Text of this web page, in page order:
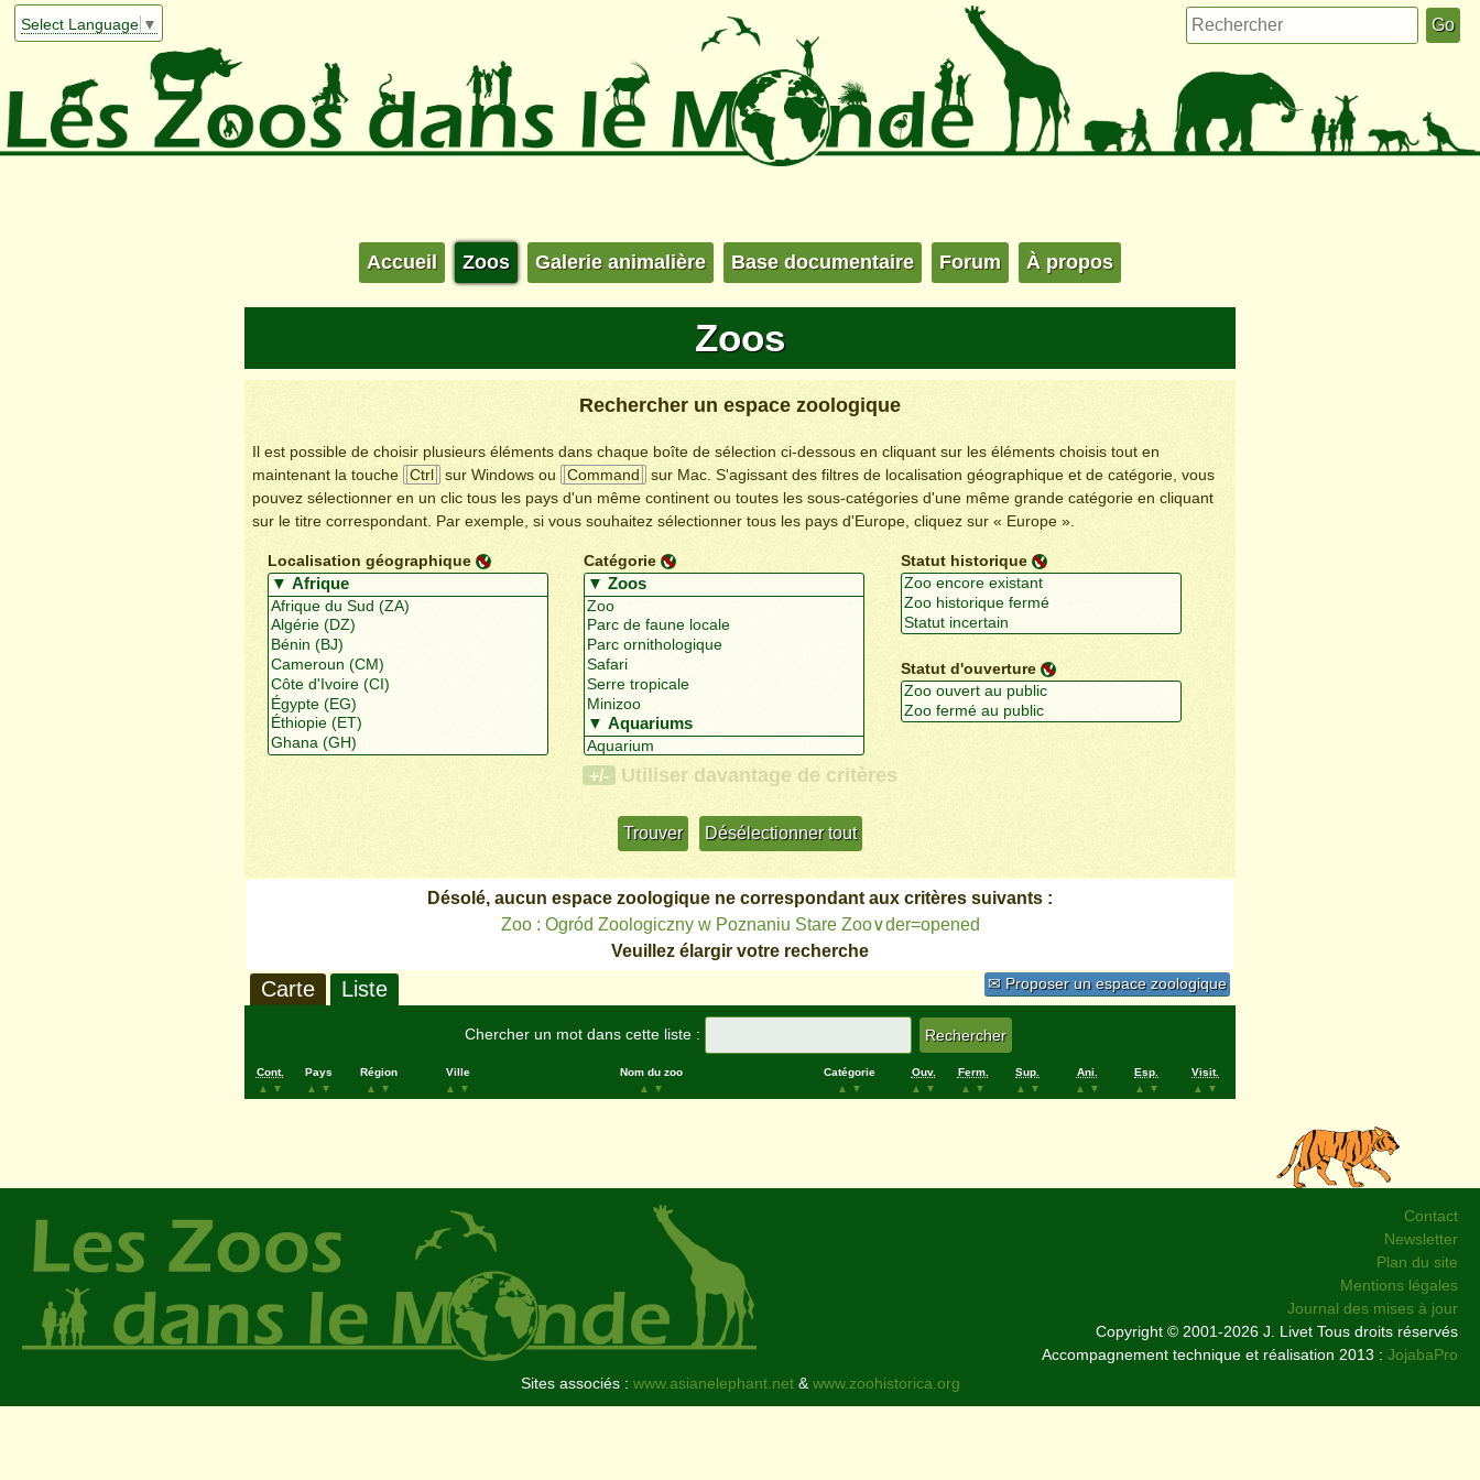
Select Language ▼
Accueil Zoos Galerie animalière Base documentaire Forum À propos
Zoos
Rechercher un espace zoologique
Il est possible de choisir plusieurs éléments dans chaque boîte de sélection ci-dessous en cliquant sur les éléments choisis tout en
maintenant la touche
Ctrl sur Windows ou Command
sur Mac. S'agissant des filtres de localisation géographique et de catégorie, vous
pouvez sélectionner en un clic tous les pays d'un même continent ou toutes les sous-catégories d'une même grande catégorie en cliquant
sur le titre correspondant. Par exemple, si vous souhaitez sélectionner tous les pays d'Europe, cliquez sur « Europe ».
Localisation géographique Catégorie Statut historique
Statut d'ouverture
+/- Utiliser davantage de critères
Désolé, aucun espace zoologique ne correspondant aux critères suivants :
Zoo : Ogród Zoologiczny w Poznaniu Stare Zoo∨der=opened
Veuillez élargir votre recherche
✉ Proposer un espace zoologique
Carte Liste
Chercher un mot dans cette liste :
Cont.
▲
▼
Pays
▲
▼
Région
▲
▼
Ville
▲
▼
Nom du zoo
▲
▼
Catégorie
▲
▼
Ouv.
▲
▼
Ferm.
▲
▼
Sup.
▲
▼
Ani.
▲
▼
Esp.
▲
▼
Visit.
▲
▼
Contact
Newsletter
Plan du site
Mentions légales
Journal des mises à jour
Copyright © 2001-2026 J. Livet Tous droits réservés
Accompagnement technique et réalisation 2013 : JojabaPro
Sites associés : www.asianelephant.net&www.zoohistorica.org